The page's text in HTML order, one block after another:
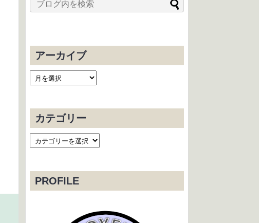
アーカイブ
カテゴリー
PROFILE